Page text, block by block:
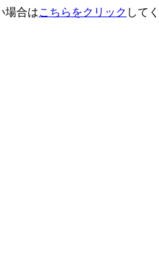
場合はこちらをクリック して